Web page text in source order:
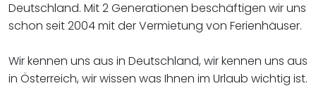
Deutschland. Mit 2 Generationen beschäftigen wir uns
schon seit 2004 mit der Vermietung von Ferienhäuser.
Wir kennen uns aus in Deutschland, wir kennen uns aus
in Österreich, wir wissen was Ihnen im Urlaub wichtig ist.